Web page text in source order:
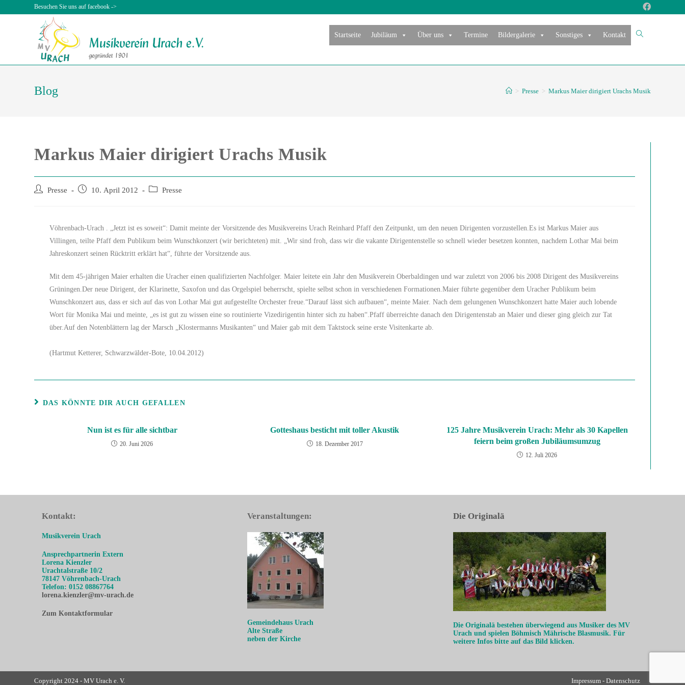
Besuchen Sie uns auf facebook ->
Startseite Jubiläum Über uns Termine Bildergalerie Sonstiges Kontakt
Blog > Presse > Markus Maier dirigiert Urachs Musik
Markus Maier dirigiert Urachs Musik
Presse 10. April 2012 Presse
Vöhrenbach-Urach . „Jetzt ist es soweit“: Damit meinte der Vorsitzende des Musikvereins Urach Reinhard Pfaff den Zeitpunkt, um den neuen Dirigenten vorzustellen.Es ist Markus Maier aus
Villingen, teilte Pfaff dem Publikum beim Wunschkonzert (wir berichteten) mit. „Wir sind froh, dass wir die vakante Dirigentenstelle so schnell wieder besetzen konnten, nachdem Lothar Mai beim
Jahreskonzert seinen Rücktritt erklärt hat“, führte der Vorsitzende aus.
Mit dem 45-jährigen Maier erhalten die Uracher einen qualifizierten Nachfolger. Maier leitete ein Jahr den Musikverein Oberbaldingen und war zuletzt von 2006 bis 2008 Dirigent des Musikvereins
Grüningen.Der neue Dirigent, der Klarinette, Saxofon und das Orgelspiel beherrscht, spielte selbst schon in verschiedenen Formationen.Maier führte gegenüber dem Uracher Publikum beim
Wunschkonzert aus, dass er sich auf das von Lothar Mai gut aufgestellte Orchester freue.“Darauf lässt sich aufbauen“, meinte Maier. Nach dem gelungenen Wunschkonzert hatte Maier auch lobende
Wort für Monika Mai und meinte, „es ist gut zu wissen eine so routinierte Vizedirigentin hinter sich zu haben“.Pfaff überreichte danach den Dirigentenstab an Maier und dieser ging gleich zur Tat
über.Auf den Notenblättern lag der Marsch „Klostermanns Musikanten“ und Maier gab mit dem Taktstock seine erste Visitenkarte ab.
(Hartmut Ketterer, Schwarzwälder-Bote, 10.04.2012)
DAS KÖNNTE DIR AUCH GEFALLEN
Nun ist es für alle sichtbar
20. Juni 2026
Gotteshaus besticht mit toller Akustik
18. Dezember 2017
125 Jahre Musikverein Urach: Mehr als 30 Kapellen
feiern beim großen Jubiläumsumzug
12. Juli 2026
Kontakt:
Musikverein Urach
Ansprechpartnerin Extern
Lorena Kienzler
Urachtalstraße 10/2
78147 Vöhrenbach-Urach
Telefon: 0152 08867764
lorena.kienzler@mv-urach.de
Zum Kontaktformular
Veranstaltungen:
Gemeindehaus Urach
Alte Straße
neben der Kirche
Die Originalä
Die Originalä bestehen überwiegend aus Musiker des MV
Urach und spielen Böhmisch Mährische Blasmusik. Für
weitere Infos bitte auf das Bild klicken.
Copyright 2024 - MV Urach e. V. Impressum- Datenschutz